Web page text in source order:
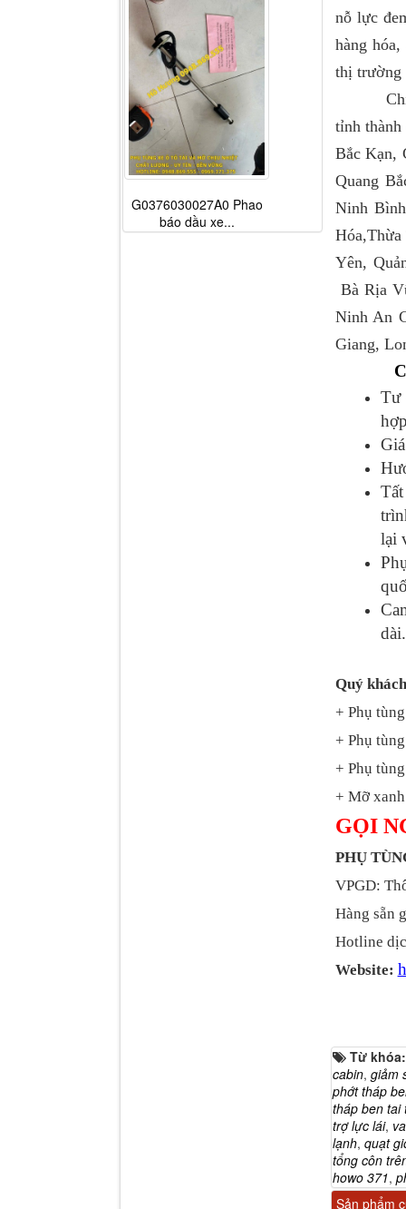
nỗ lực
hàng
thị trường
Chính
tỉnh
Bắc Kạn,
Quang
Ninh
Yên,
Bà Rịa
Ninh An
Giang,
Tư
lại
dài.
Quý
+ Phụ
+ Phụ
+ Phụ
+ Mỡ
GỌI
PHỤ
VPGD:
Hàng sẵn
Hotline
Website:
Từ khóa:
cabin, giảm
phớt tháp
tháp ben tai
trợ lực lái,
lạnh, quạt
tổng côn
howo 371,
Sản phẩm
G0376030027A0 Phao
báo dầu xe...